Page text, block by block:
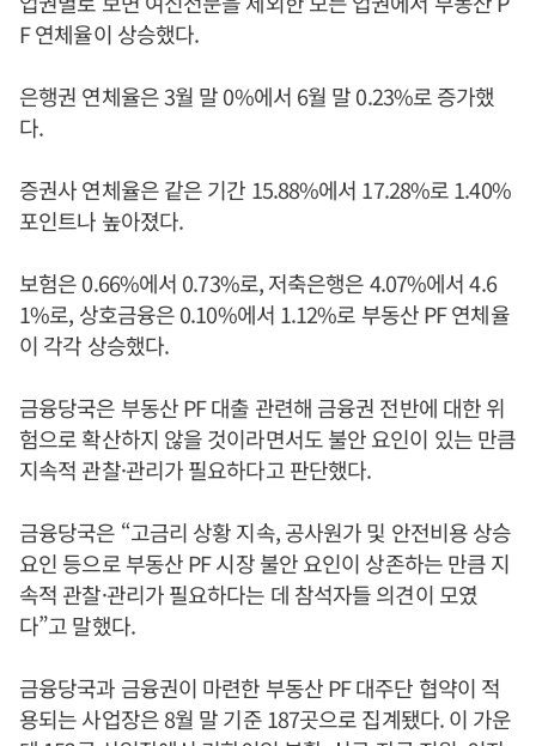
F 연체율이 상승했다.
은행권 연체율은 3월 말 0%에서 6월 말 0.23%로 증가했
다.
증권사 연체율은 같은 기간 15.88%에서 17.28%로 1.40%
포인트나 높아졌다.
보험은 0.66%에서 0.73%로, 저축은행은 4.07%에서 4.6
1%로, 상호금융은 0.10%에서 1.12%로 부동산 PF 연체율
이 각각 상승했다.
금융당국은 부동산 PF 대출 관련해 금융권 전반에 대한 위
험으로 확산하지 않을 것이라면서도 불안 요인이 있는 만큼
지속적 관찰·관리가 필요하다고 판단했다.
금융당국은 “고금리 상황 지속, 공사원가 및 안전비용 상승
요인 등으로 부동산 PF 시장 불안 요인이 상존하는 만큼 지
속적 관찰·관리가 필요하다는 데 참석자들 의견이 모였
다”고 말했다.
금융당국과 금융권이 마련한 부동산 PF 대주단 협약이 적
용되는 사업장은 8월 말 기준 187곳으로 집계됐다. 이 가운